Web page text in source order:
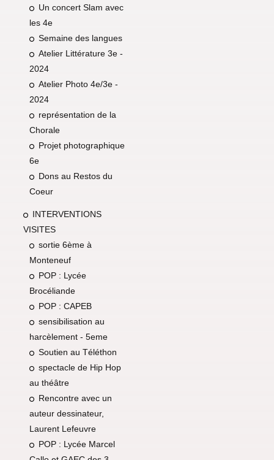
Un concert Slam avec
les 4e
Semaine des langues
Atelier Littérature 3e -
2024
Atelier Photo 4e/3e -
2024
représentation de la
Chorale
Projet photographique
6e
Dons au Restos du
Coeur
INTERVENTIONS
VISITES
sortie 6ème à
Monteneuf
POP : Lycée
Brocéliande
POP : CAPEB
sensibilisation au
harcèlement - 5eme
Soutien au Téléthon
spectacle de Hip Hop
au théâtre
Rencontre avec un
auteur dessinateur,
Laurent Lefeuvre
POP : Lycée Marcel